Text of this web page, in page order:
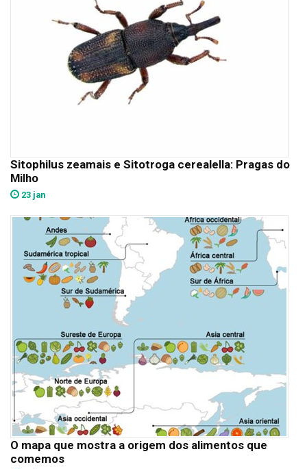
Sitophilus zeamais e Sitotroga cerealella: Pragas do
Milho
23 jan
O mapa que mostra a origem dos alimentos que
comemos